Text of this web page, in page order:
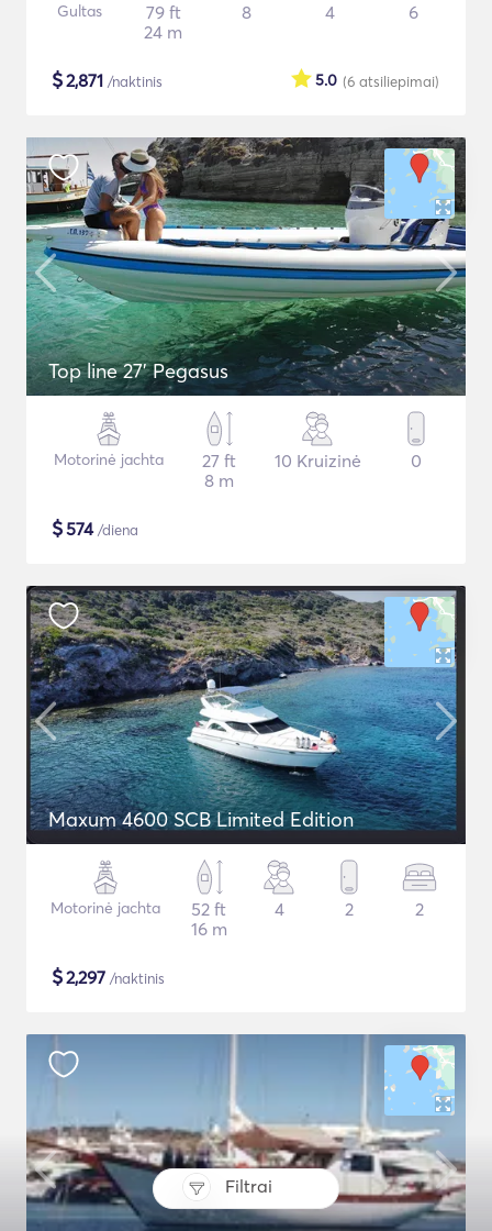
Filtrai
Gultas
79 ft
24 m
8 4 6
$2,871 /naktinis (6 atsiliepimai)
5.0
Top line 27’ Pegasus
Motorinė jachta
27 ft
8 m
10 Kruizinė 0
$574/diena
Maxum 4600 SCB Limited Edition
Motorinė jachta
52 ft
16 m
4 2 2
$2,297 /naktinis